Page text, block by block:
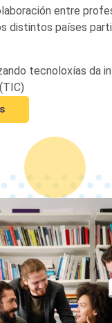
entre
distintos países
tecnoloxías da